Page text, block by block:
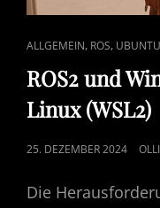
CAT
LINKS
ALLGEMEIN, ROS, UBUNTU
ROS2 und
Linux (WSL2)
POSTED
25. DEZEMBER 2024 OLLI
Die